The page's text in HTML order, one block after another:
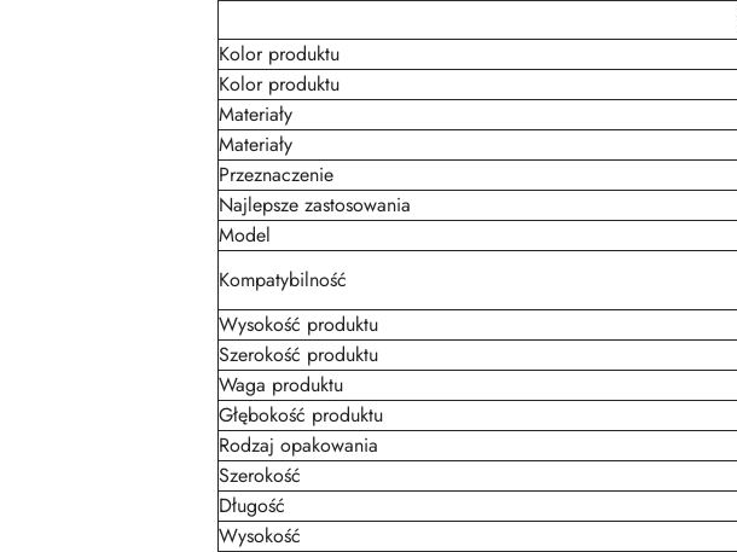
Kolor produktu
Kolor produktu
Materiały
Materiały
Przeznaczenie
Najlepsze zastosowania
Model
Kompatybilność
Wysokość produktu
Szerokość produktu
Waga produktu
Głębokość produktu
Rodzaj opakowania
Szerokość
Długość
Wysokość